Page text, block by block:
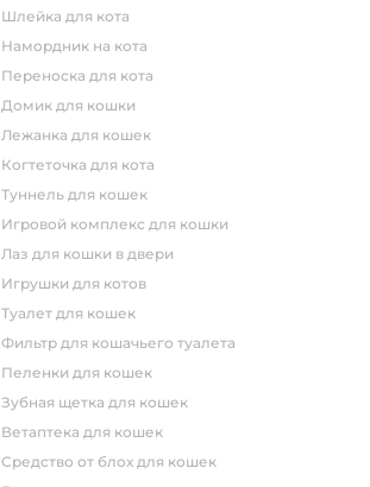
шлейка для кота
намордник на кота
переноска для кота
домик для кошки
лежанка для кошек
когтеточка для кота
туннель для кошек
игровой комплекс для кошки
лаз для кошки в двери
игрушки для котов
туалет для кошек
фильтр для кошачьего туалета
пеленки для кошек
зубная щетка для кошек
ветаптека для кошек
средство от блох для кошек